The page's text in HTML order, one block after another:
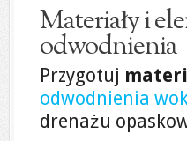
Materiały i
odwodnienia
Przygotuj
odwodnienia
drenażu